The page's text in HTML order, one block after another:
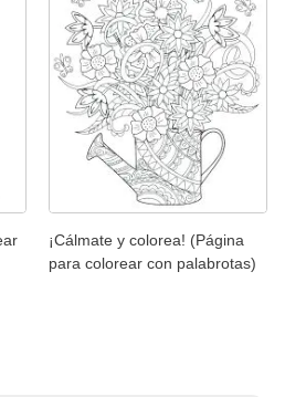
¡Cálmate y colorea! (Página
para colorear con palabrotas)